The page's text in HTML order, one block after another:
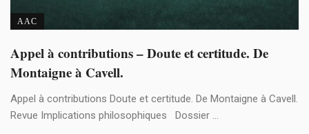
AAC
Appel à contributions – Doute et certitude. De
Montaigne à Cavell.
Appel à contributions Doute et certitude. De Montaigne à Cavell.
Revue Implications philosophiques Dossier ...